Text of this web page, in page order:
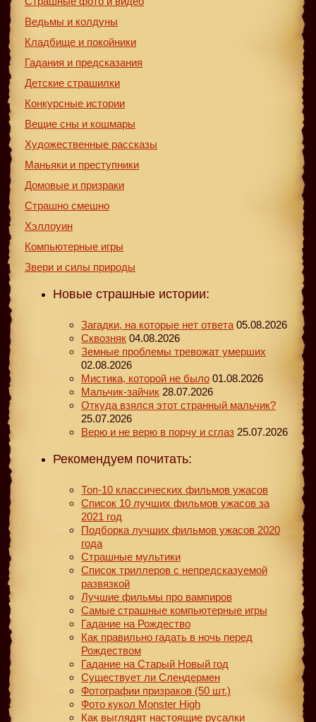
Ведьмы и колдуны
Кладбище и покойники
Гадания и предсказания
Детские страшилки
Конкурсные истории
Вещие сны и кошмары
Художественные рассказы
Маньяки и преступники
Домовые и призраки
Страшно смешно
Хэллоуин
Компьютерные игры
Звери и силы природы
Новые страшные истории:
Загадки, на которые нет ответа 05.08.2026
Сквозняк 04.08.2026
Земные проблемы тревожат умерших
02.08.2026
Мистика, которой не было 01.08.2026
Мальчик-зайчик 28.07.2026
Откуда взялся этот странный мальчик?
25.07.2026
Верю и не верю в порчу и сглаз 25.07.2026
Рекомендуем почитать:
Топ-10 классических фильмов ужасов
Список 10 лучших фильмов ужасов за
2021 год
Подборка лучших фильмов ужасов 2020
года
Страшные мультики
Список триллеров с непредсказуемой
развязкой
Лучшие фильмы про вампиров
Самые страшные компьютерные игры
Гадание на Рождество
Как правильно гадать в ночь перед
Рождеством
Гадание на Старый Новый год
Существует ли Слендермен
Фотографии призраков (50 шт.)
Фото кукол Monster High
Как выглядят настоящие русалки